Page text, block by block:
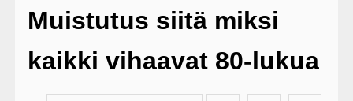
Muistutus siitä miksi
kaikki vihaavat 80-lukua